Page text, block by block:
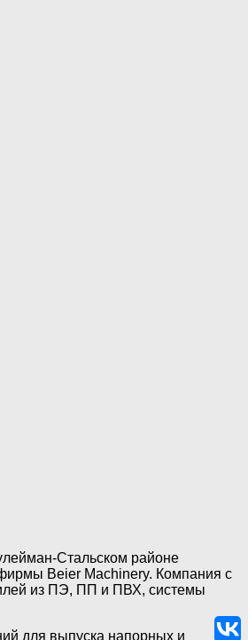
Стальском районе
Beier Machinery. Компания с
из ПЭ, ПП и ПВХ, системы
для выпуска напорных и